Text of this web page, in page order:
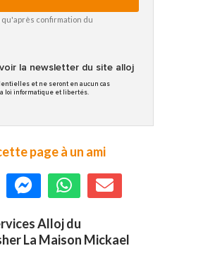
confirmation du
la newsletter du site alloj
et ne seront en aucun cas
loi informatique et libertés.
page à un ami
Alloj du
La Maison Mickael